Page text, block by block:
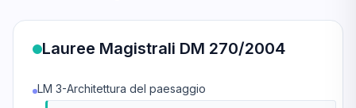
Lauree Magistrali DM 270/2004
LM 3-Architettura del paesaggio